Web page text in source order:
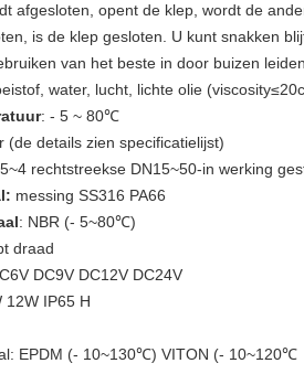
afgesloten, opent de klep, wordt de
is de klep gesloten. U kunt snakken
van het beste in door buizen
water, lucht, lichte olie
: - 5 ~ 80℃
(de details zien specificatielijst)
rechtstreekse DN15~50-in werking
messing SS316 PA66
: NBR (- 5~80℃)
draad
DC9V DC12V DC24V
12W IP65 H
EPDM (- 10~130℃) VITON (- 10~120℃